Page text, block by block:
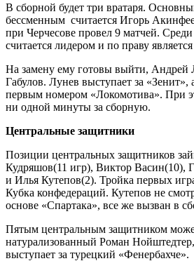
В сборной будет три вратаря.
бессменным считается Игорь
при Черчесове провел 9 матчей.
считается лидером и по праву
На замену ему готовы выйти,
Габулов. Лунев выступает за «Зенит»,
первым номером «Локомотива». При
ни одной минуты за сборную.
Центральные защитники
Позиции центральных защитников
Кудряшов(11 игр), Виктор Васин(10),
и Илья Кутепов(2). Тройка первых
Кубка конфедераций. Кутепов не
основе «Спартака», все же вызван в
Пятым центральным защитником
натурализованный Роман
выступает за турецкий «Фенербахче».